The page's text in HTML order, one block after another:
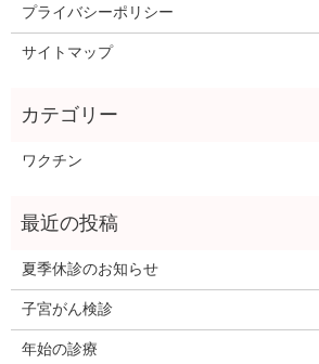
プライバシーポリシー
サイトマップ
ワクチン
夏季休診のお知らせ
子宮がん検診
年始の診療